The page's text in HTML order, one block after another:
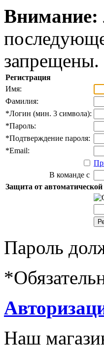
Внимание:
запрещены.
Регистрация
Имя:
Фамилия:
*Логин (мин. 3 символа):
*Пароль:
*Подтверждение пароля:
*Email:
В команде с
Защита от автоматической
Пароль
*
Наш